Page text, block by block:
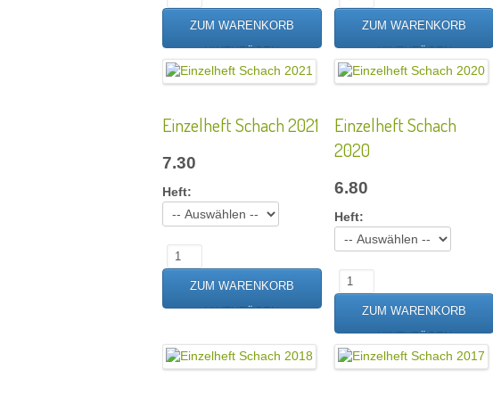
Einzelheft Schach 2021
7.30
Heft:
Einzelheft Schach
2020
6.80
Heft: